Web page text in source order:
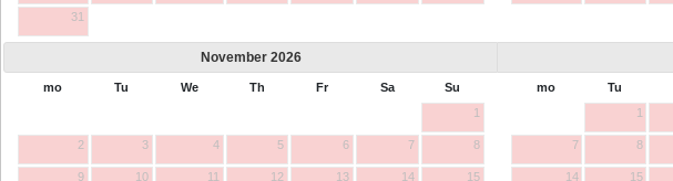
31
November 2026
mo Tu We Th Fr Sa
Su
1
2 3 4 5 6 7 8
9 10 11 12 13 14 15
mo Tu
1
7 8
14 15